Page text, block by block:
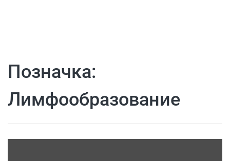
Позначка:
Лимфообразование